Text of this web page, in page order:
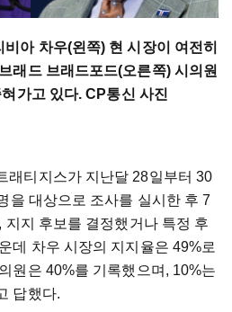
아 차우(왼쪽) 현 시장이 여전히
래드 브래드포드(오른쪽) 시의원
가고 있다. CP통신 사진
래티지스가 지난달 28일부터 30
을 대상으로 조사를 실시한 후 7
지 후보를 결정했거나 특정 후
데 차우 시장의 지지율은 49%로
원은 40%를 기록했으며, 10%는
답했다.